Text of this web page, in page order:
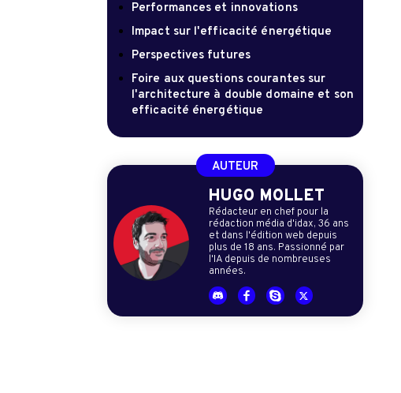
Performances et innovations
Impact sur l'efficacité énergétique
Perspectives futures
Foire aux questions courantes sur
l'architecture à double domaine et son
efficacité énergétique
AUTEUR
HUGO MOLLET
Rédacteur en chef pour la
rédaction média d'idax, 36 ans
et dans l'édition web depuis
plus de 18 ans. Passionné par
l'IA depuis de nombreuses
années.